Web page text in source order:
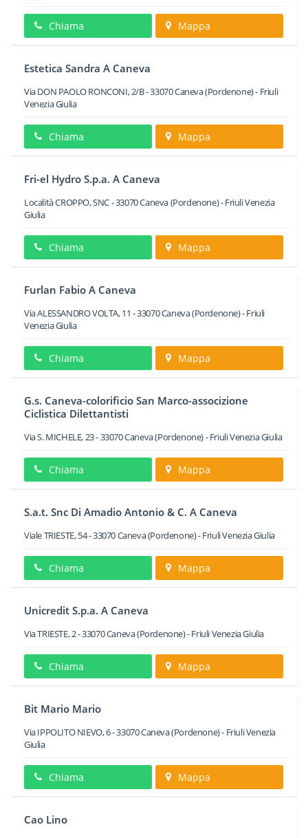
Chiama Mappa
Estetica Sandra A Caneva
Via DON PAOLO RONCONI, 2/B-33070Caneva(Pordenone) - Friuli
Venezia Giulia
Chiama Mappa
Fri-el Hydro S.p.a. A Caneva
Località CROPPO, SNC-33070Caneva(Pordenone) -Friuli Venezia
Giulia
Chiama Mappa
Furlan Fabio A Caneva
Via ALESSANDRO VOLTA, 11 -33070Caneva(Pordenone) -Friuli
Venezia Giulia
Chiama Mappa
G.s. Caneva-colorificio San Marco-associzione
Ciclistica Dilettantisti
Via S. MICHELE, 23-33070Caneva(Pordenone) -Friuli Venezia Giulia
Chiama Mappa
S.a.t. Snc Di Amadio Antonio & C. A Caneva
Viale TRIESTE, 54-33070Caneva(Pordenone) -Friuli Venezia Giulia
Chiama Mappa
Unicredit S.p.a. A Caneva
Via TRIESTE, 2-33070Caneva(Pordenone) -Friuli Venezia Giulia
Chiama Mappa
Bit Mario Mario
Via IPPOLITO NIEVO, 6-33070Caneva(Pordenone) - Friuli Venezia
Giulia
Chiama Mappa
Cao Lino